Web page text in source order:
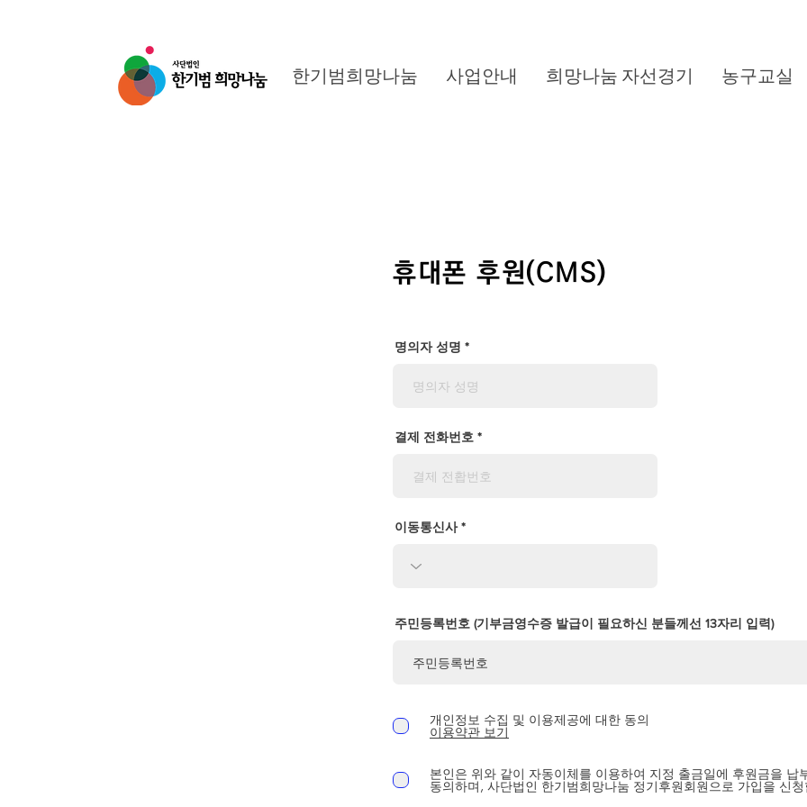
한기범희망나눔 사업안내 희망나눔 자선경기 농구교실
​휴대폰 후원(CMS)
명의자 성명
결제 전화번호
이동통신사
주민등록번호 (기부금영수증 발급이 필요하신 분들께선 13자리 입력)
개인정보 수집 및 이용제공에 대한 동의
이용약관 보기
본인은 위와 같이 자동이체를 이용하여 지정 출금일에 후원금을 납
동의하며, 사단법인 한기범희망나눔 정기후원회원으로 가입을 신